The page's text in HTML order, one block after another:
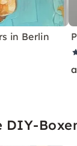
in Berlin
DIY-